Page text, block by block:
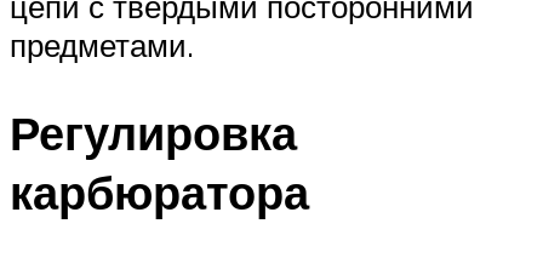
предметами.
Регулировка
карбюратора